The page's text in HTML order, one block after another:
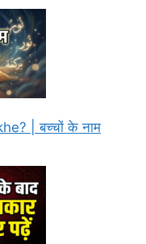
| बच्चों के नाम